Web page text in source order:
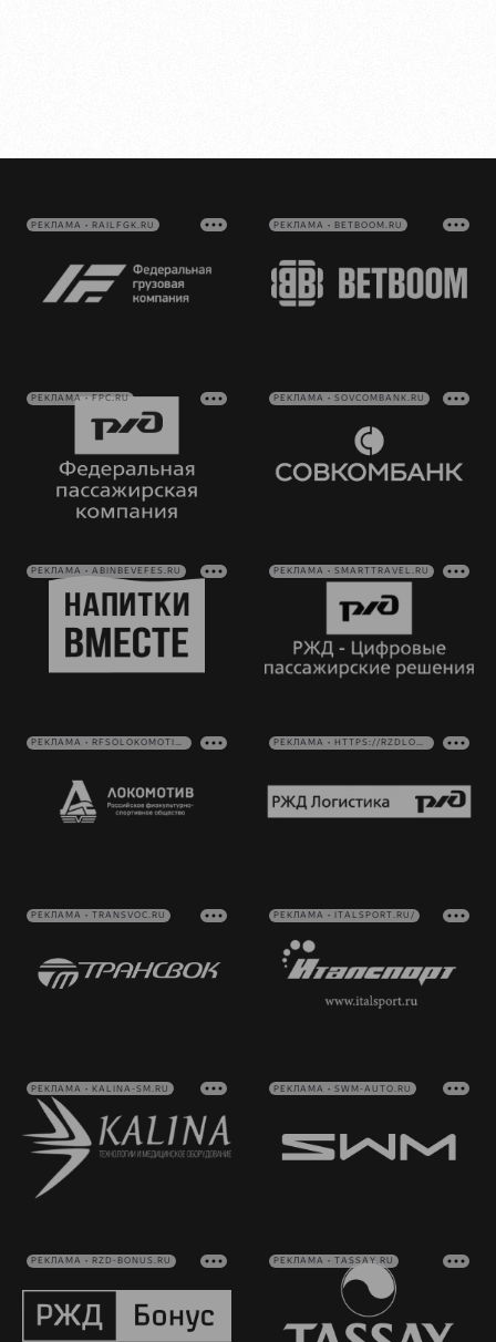
РЕКЛАМА • RAILFGK.RU РЕКЛАМА • BETBOOM.RU
РЕКЛАМА • FPC.RU РЕКЛАМА • SOVCOMBANK.RU
РЕКЛАМА • ABINBEVEFES.RU РЕКЛАМА • SMARTTRAVEL.RU
РЕКЛАМА • RFSOLOKOMOTIV.RU РЕКЛАМА • HTTPS://RZDLOG.RU/
РЕКЛАМА • TRANSVOC.RU РЕКЛАМА • ITALSPORT.RU/
РЕКЛАМА • KALINA-SM.RU РЕКЛАМА • SWM-AUTO.RU
РЕКЛАМА • RZD-BONUS.RU РЕКЛАМА • TASSAY.RU